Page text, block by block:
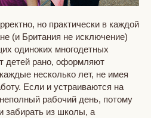
но практически в каждой
(и Британия не исключение)
одиноких многодетных
детей рано, оформляют
несколько лет, не имея
Если и устраиваются на
рабочий день, потому
забирать из школы, а